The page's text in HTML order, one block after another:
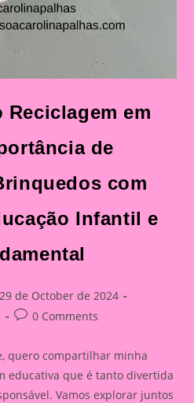
em
de
com
Infantil e
29 de October de 2024
Post0 Comments
quero compartilhar minha
educativa que é tanto divertida
Vamos explorar juntos